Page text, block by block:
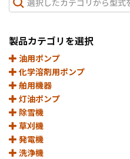
製品カテゴリを選択
油用ポンプ
化学溶剤用ポンプ
舶用機器
灯油ポンプ
除雪機
草刈機
発電機
洗浄機